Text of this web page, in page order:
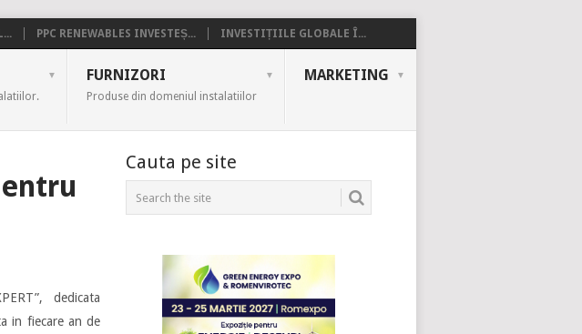
PPC RENEWABLES INVESTEȘ... INVESTIȚIILE GLOBALE Î...
FURNIZORI
Produse din domeniul instalatiilor
MARKETING
dedicata
in fiecare an de
Cauta pe site